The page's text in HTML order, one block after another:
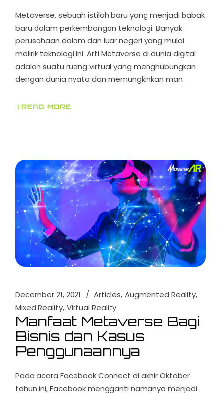
Metaverse, sebuah istilah baru yang menjadi babak
baru dalam perkembangan teknologi. Banyak
perusahaan dalam dan luar negeri yang mulai
melirik teknologi ini. Arti Metaverse di dunia digital
adalah suatu ruang virtual yang menghubungkan
dengan dunia nyata dan memungkinkan man
READ MORE
December 21, 2021 Articles Augmented Reality
Mixed Reality Virtual Reality
Manfaat Metaverse Bagi
Bisnis dan Kasus
Penggunaannya
Pada acara Facebook Connect di akhir Oktober
tahun ini, Facebook mengganti namanya menjadi